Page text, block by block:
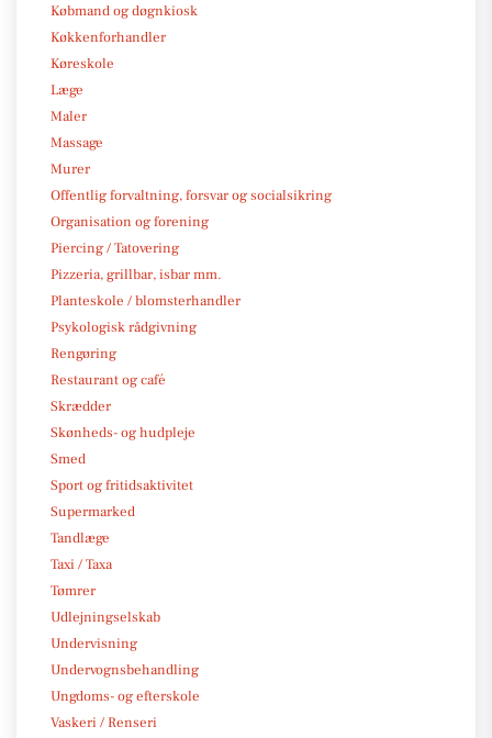
Købmand og døgnkiosk
Køkkenforhandler
Køreskole
Læge
Maler
Massage
Murer
Offentlig forvaltning, forsvar og socialsikring
Organisation og forening
Piercing / Tatovering
Pizzeria, grillbar, isbar mm.
Planteskole / blomsterhandler
Psykologisk rådgivning
Rengøring
Restaurant og café
Skrædder
Skønheds- og hudpleje
Smed
Sport og fritidsaktivitet
Supermarked
Tandlæge
Taxi / Taxa
Tømrer
Udlejningselskab
Undervisning
Undervognsbehandling
Ungdoms- og efterskole
Vaskeri / Renseri